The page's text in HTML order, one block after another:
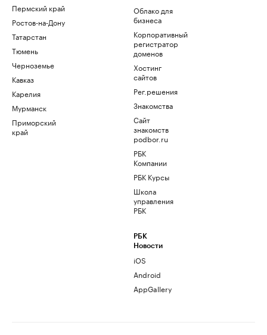
Пермский край
Ростов-на-Дону
Татарстан
Тюмень
Черноземье
Кавказ
Карелия
Мурманск
Приморский
край
Облако для
бизнеса
Корпоративный
регистратор
доменов
Хостинг
сайтов
Рег.решения
Знакомства
Сайт
знакомств
podbor.ru
РБК
Компании
РБК Курсы
Школа
управления
РБК
РБК
Новости
iOS
Android
AppGallery